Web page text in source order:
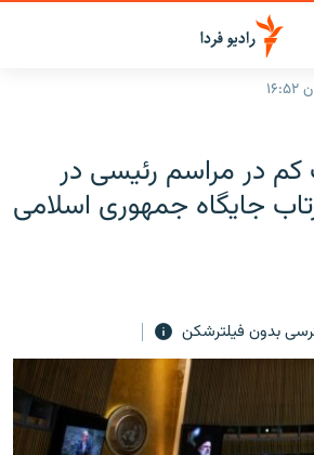
کم در مراسم رئیسی در
جایگاه جمهوری اسلامی
بدون فیلترشکن